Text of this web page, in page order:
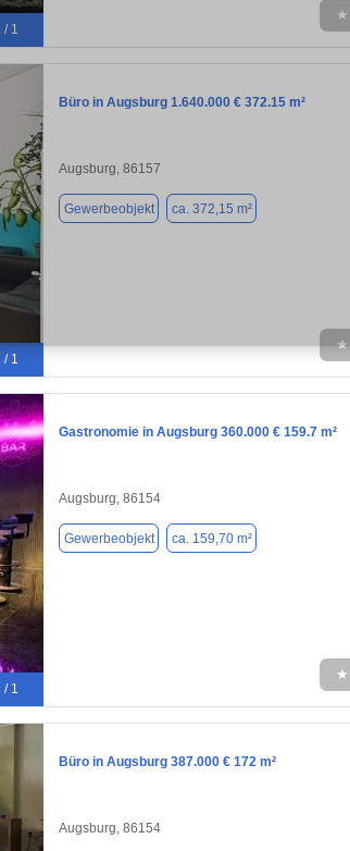
/ 1
★
/ 1
Büro in Augsburg 1.640.000 € 372.15 m²
Augsburg, 86157
Gewerbeobjekt ca. 372,15 m²
★
/ 1
Gastronomie in Augsburg 360.000 € 159.7 m²
Augsburg, 86154
Gewerbeobjekt ca. 159,70 m²
★
Büro in Augsburg 387.000 € 172 m²
Augsburg, 86154